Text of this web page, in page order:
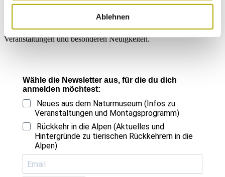
Ablehnen
Immer auf dem neuesten Stand
Einmal im Monat versenden wir einen Newsletter mit den aktuellen
Veranstaltungen und besonderen Neuigkeiten.
Wähle die Newsletter aus, für die du dich
anmelden möchtest:
Neues aus dem Naturmuseum (Infos zu
Veranstaltungen und Montagsprogramm)
Rückkehr in die Alpen (Aktuelles und
Hintergründe zu tierischen Rückkehrern in die
Alpen)